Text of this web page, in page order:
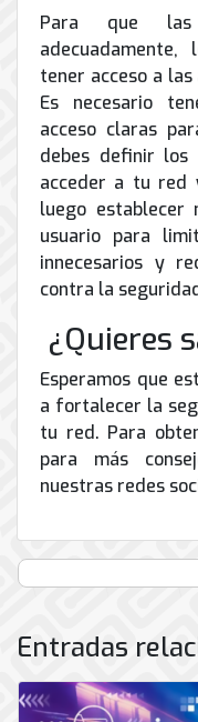
Para que las
tener acceso a
Es necesario
acceso claras
debes definir los
acceder a tu red
luego establecer
usuario para
innecesarios y
contra la
¿Quieres
Esperamos que
a fortalecer la
tu red. Para
para más
nuestras redes
Entradas